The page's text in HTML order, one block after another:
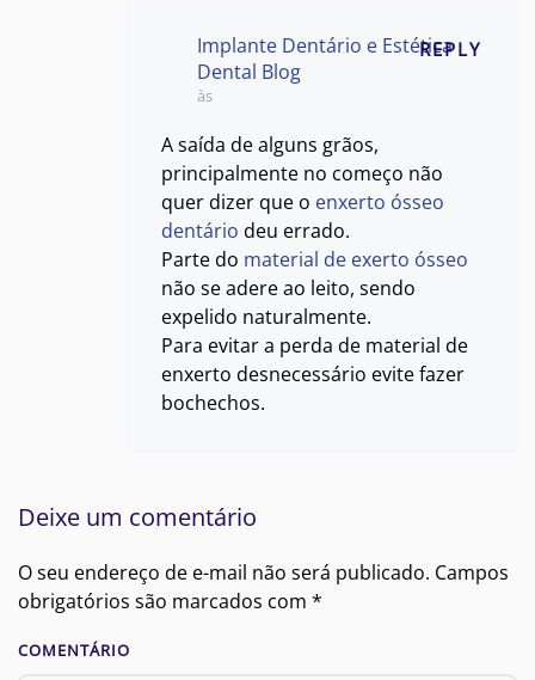
Implante Dentário e Estética
Dental Blog
às
REPLY
A saída de alguns grãos,
principalmente no começo não
quer dizer que o enxerto ósseo
dentário deu errado.
Parte do material de exerto ósseo
não se adere ao leito, sendo
expelido naturalmente.
Para evitar a perda de material de
enxerto desnecessário evite fazer
bochechos.
Deixe um comentário
O seu endereço de e-mail não será publicado. Campos
obrigatórios são marcados com *
COMENTÁRIO